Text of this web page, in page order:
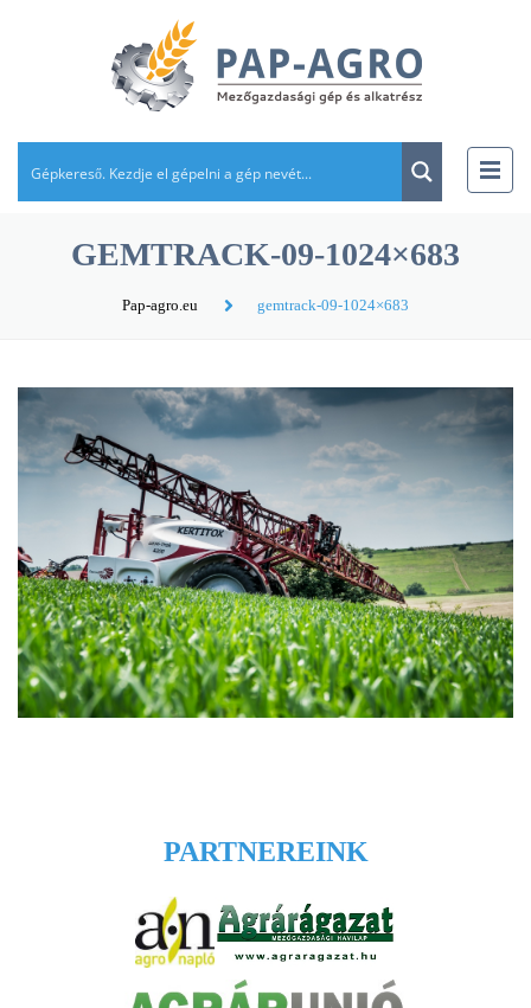
GEMTRACK-09-1024×683
Pap-agro.eu gemtrack-09-1024×683
PARTNEREINK